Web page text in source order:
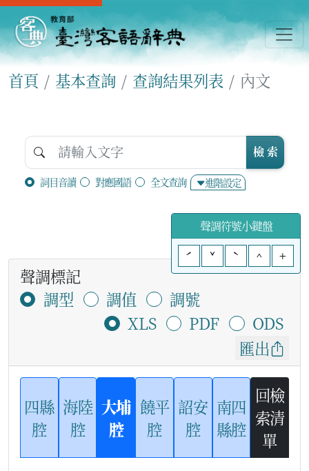
首頁 基本查詢 查詢結果列表 內文
詞目音讀 對應國語 全文查詢 進階設定
檢 索
聲調符號小鍵盤
ˊ
ˇ ˋ ^ +
聲調標記
調型
調值
調號
XLS
PDF
ODS
匯出
四縣
腔
海陸
腔
大埔
腔
饒平
腔
詔安
腔
南四
縣腔
回檢
索清
單